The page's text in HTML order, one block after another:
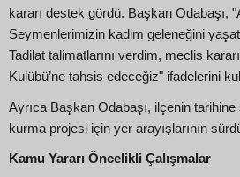
kararı destek gördü. Başkan Odabaşı,
Seymenlerimizin kadim geleneğini
Tadilat talimatlarını verdim, meclis
Kulübü’ne tahsis edeceğiz" ifadelerini
Ayrıca Başkan Odabaşı, ilçenin
kurma projesi için yer arayışlarının
Kamu Yararı Öncelikli Çalışmalar